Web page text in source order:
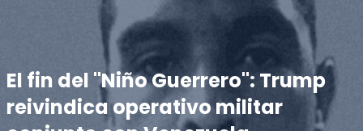
El fin del "Niño Guerrero": Trump
reivindica operativo militar